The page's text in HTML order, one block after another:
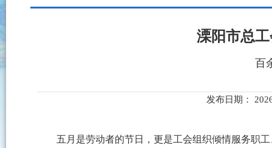
溧阳市总
百
发布日期：
五月是劳动者的节日，更是工会组织倾情服务职